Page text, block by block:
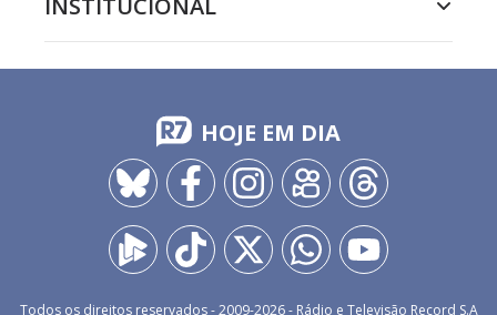
INSTITUCIONAL
HOJE EM DIA
Todos os direitos reservados - 2009-2026- Rádio e Televisão Record S.A